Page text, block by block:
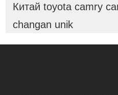
Китай toyota camry
changan unik